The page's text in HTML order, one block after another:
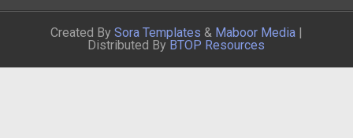
Created By Sora Templates & Maboor Media|
Distributed By BTOP Resources